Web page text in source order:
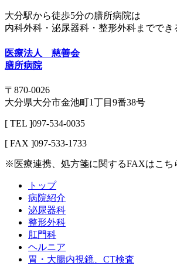
大分駅から徒歩5分の膳所病院は
内科外科・泌尿器科・整形外科まででき
医療法人 慈善会
膳所病院
〒870-0026
大分県大分市金池町1丁目9番38号
[ TEL ]097-534-0035
[ FAX ]097-533-1733
※医療連携、処方箋に関するFAXはこち
トップ
病院紹介
泌尿器科
整形外科
肛門科
ヘルニア
胃・大腸内視鏡、CT検査